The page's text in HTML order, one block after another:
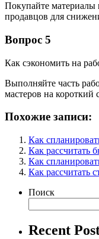
Покупайте материалы
продавцов для
Вопрос 5
Как сэкономить на
Выполняйте часть
мастеров на короткий
Похожие записи:
Как
Как рассчитать
Как
Как рассчитать
Поиск
Recent